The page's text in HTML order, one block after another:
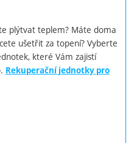
plýtvat teplem? Máte doma
ušetřit za topení? Vyberte
které Vám zajistí
Rekuperační jednotky pro